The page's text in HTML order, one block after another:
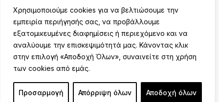
Χρησιμοποιούμε cookies για να βελτιώσουμε την
εμπειρία περιήγησής σας, να προβάλλουμε
εξατομικευμένες διαφημίσεις ή περιεχόμενο και να
αναλύουμε την επισκεψιμότητά μας. Κάνοντας κλικ
στην επιλογή «Αποδοχή Όλων», συναινείτε στη χρήση
των cookies από εμάς.
Προσαρμογή Απόρριψη όλων Αποδοχή όλων
© 2025 PAVILION. Με την επιφύλαξη κάθε νόμιμου
δικαιώματος.
δημιουργία & φιλοξενία eshop by manbiz